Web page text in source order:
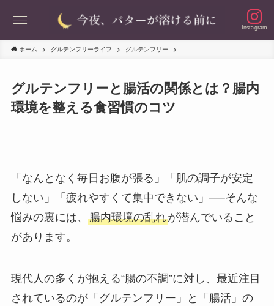
Instagram
ホーム グルテンフリーライフ グルテンフリー
グルテンフリーと腸活の関係とは？腸内
環境を整える食習慣のコツ
「なんとなく毎日お腹が張る」「肌の調子が安定
しない」「疲れやすくて集中できない」──そんな
悩みの裏には、 腸内環境の乱れが潜んでいること
があります。
現代人の多くが抱える“腸の不調”に対し、最近注目
されているのが「グルテンフリー」と「腸活」の